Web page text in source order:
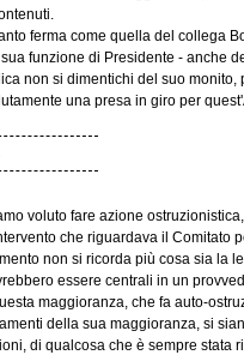
ferma come quella del collega
funzione di Presidente - anche
non si dimentichi del suo monito,
una presa in giro per
voluto fare azione
che riguardava il Comitato
non si ricorda più cosa sia la
essere centrali in un
maggioranza, che fa auto-
della sua maggioranza, si
di qualcosa che è sempre stata